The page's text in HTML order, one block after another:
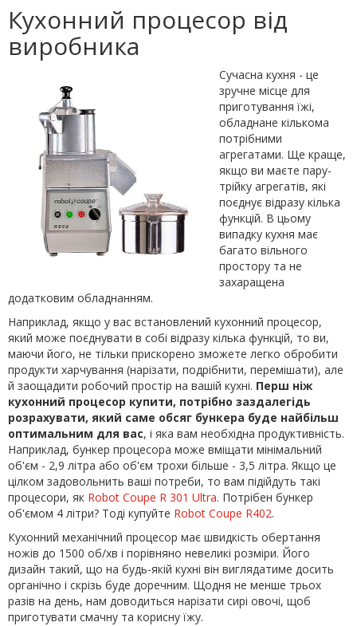
Кухонний процесор від
виробника
Сучасна кухня - це
зручне місце для
приготування їжі,
обладнане кількома
потрібними
агрегатами. Ще краще,
якщо ви маєте пару-
трійку агрегатів, які
поєднує відразу кілька
функцій. В цьому
випадку кухня має
багато вільного
простору та не
захаращена
додатковим обладнанням.
Наприклад, якщо у вас встановлений кухонний процесор,
який може поєднувати в собі відразу кілька функцій, то ви,
маючи його, не тільки прискорено зможете легко обробити
продукти харчування (нарізати, подрібнити, перемішати), але
й заощадити робочий простір на вашій кухні. Перш ніж
кухонний процесор купити, потрібно заздалегідь
розрахувати, який саме обсяг бункера буде найбільш
оптимальним для вас, і яка вам необхідна продуктивність.
Наприклад, бункер процесора може вміщати мінімальний
об'єм - 2,9 літра або об'єм трохи більше - 3,5 літра. Якщо це
цілком задовольнить ваші потреби, то вам підійдуть такі
процесори, як Robot Coupe R 301 Ultra. Потрібен бункер
об'ємом 4 літри? Тоді купуйте Robot Coupe R402.
Кухонний механічний процесор має швидкість обертання
ножів до 1500 об/хв і порівняно невеликі розміри. Його
дизайн такий, що на будь-якій кухні він виглядатиме досить
органічно і скрізь буде доречним. Щодня не менше трьох
разів на день, нам доводиться нарізати сирі овочі, щоб
приготувати смачну та корисну їжу.